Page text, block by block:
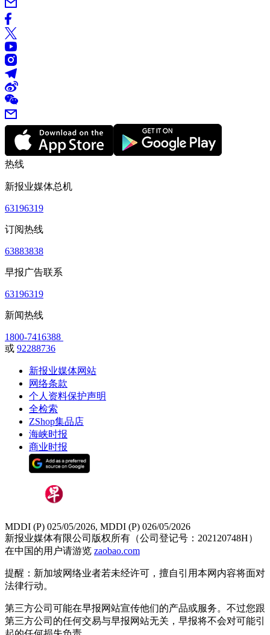
热线
新报业媒体总机
63196319
订阅热线
63883838
早报广告联系
63196319
新闻热线
1800-7416388
或 92288736
新报业媒体网站
网络条款
个人资料保护声明
全检索
ZShop集品店
海峡时报
商业时报
MDDI (P) 025/05/2026, MDDI (P) 026/05/2026
新报业媒体有限公司版权所有（公司登记号：202120748H）
在中国的用户请游览 zaobao.com
提醒：新加坡网络业者若未经许可，擅自引用本网内容将面对
法律行动。
第三方公司可能在早报网站宣传他们的产品或服务。不过您跟
第三方公司的任何交易与早报网站无关，早报将不会对可能引